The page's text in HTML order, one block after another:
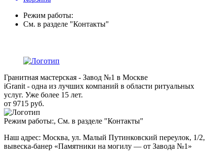
Режим работы:
См. в разделе "Контакты"
Гранитная мастерская - Завод №1 в Москве
iGranit - одна из лучших компаний в области ритуальных
услуг. Уже более 15 лет.
от 9715 руб.
Режим работы:, См. в разделе "Контакты"
Наш адрес: Москва, ул. Малый Путинковский переулок, 1/2,
вывеска-банер «Памятники на могилу — от Завода №1»